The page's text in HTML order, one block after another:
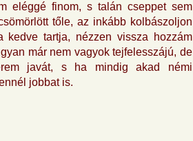
eléggé finom, s talán cseppet sem
tőle, az inkább kolbászoljon
kedve tartja, nézzen vissza hozzám
már nem vagyok tejfelesszájú, de
javát, s ha mindig akad némi
jobbat is.